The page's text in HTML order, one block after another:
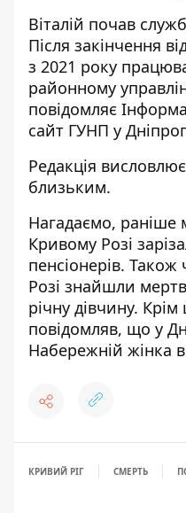
Віталій почав
Після закінчення
з 2021 року
районному
повідомляє
сайт ГУНП у
Редакція
близьким.
Нагадаємо,
Кривому Розі
пенсіонерів. Також
Розі знайшли
річну дівчину. Крім
повідомляв, що у
Набережній жінка
КРИВИЙ РІГ СМЕРТЬ